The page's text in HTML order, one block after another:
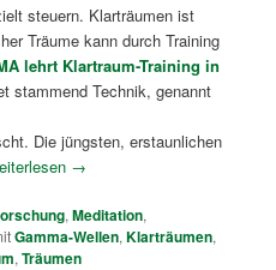
steuern. Klarträumen ist
Träume kann durch Training
lehrt Klartraum-Training in
stammend Technik, genannt
Die jüngsten, erstaunlichen
→
,Meditation,
Gamma-Wellen,Klarträumen,
,Träumen